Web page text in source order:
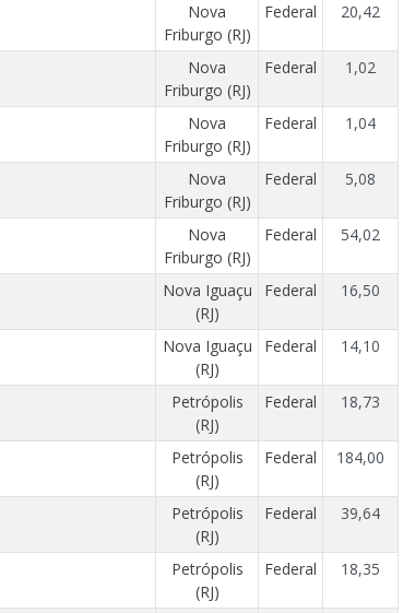
Nova
Friburgo (RJ)
Federal 20,42
Nova
Friburgo (RJ)
Federal 1,02
Nova
Friburgo (RJ)
Federal 1,04
Nova
Friburgo (RJ)
Federal 5,08
Nova
Friburgo (RJ)
Federal 54,02
Nova Iguaçu
(RJ)
Federal 16,50
Nova Iguaçu
(RJ)
Federal 14,10
Petrópolis
(RJ)
Federal 18,73
Petrópolis
(RJ)
Federal 184,00
Petrópolis
(RJ)
Federal 39,64
Petrópolis
(RJ)
Federal 18,35